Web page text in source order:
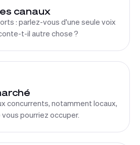
canaux
: parlez-vous d'une seule voix
t-il autre chose ?
concurrents, notamment locaux,
pourriez occuper.